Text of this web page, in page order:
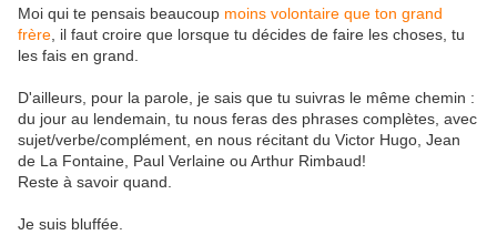
Moi qui te pensais beaucoup moins volontaire que ton grand
frère , il faut croire que lorsque tu décides de faire les choses, tu
les fais en grand.
D'ailleurs, pour la parole, je sais que tu suivras le même chemin :
du jour au lendemain, tu nous feras des phrases complètes, avec
sujet/verbe/complément, en nous récitant du Victor Hugo, Jean
de La Fontaine, Paul Verlaine ou Arthur Rimbaud!
Reste à savoir quand.
Je suis bluffée.